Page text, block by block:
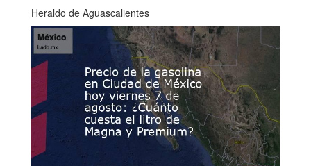
Heraldo de Aguascalientes